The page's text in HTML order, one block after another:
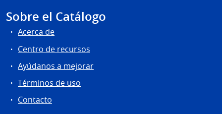
Sobre el Catálogo
Acerca de
Centro de recursos
Ayúdanos a mejorar
Términos de uso
Contacto